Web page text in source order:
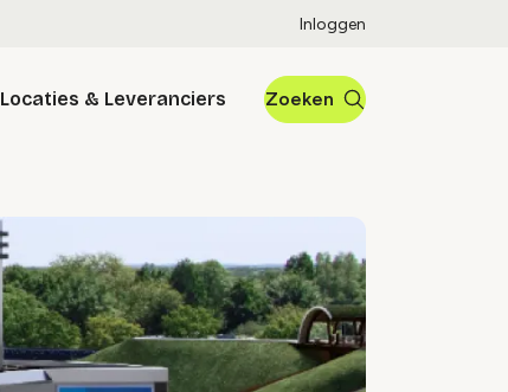
Inloggen
Locaties & Leveranciers Zoeken